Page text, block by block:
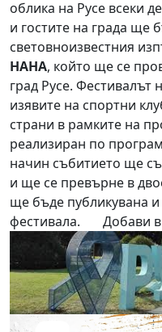
облика на Русе всеки
и гостите на града ще
световноизвестния
НАНА, който ще се
град Русе. Фестивалът
изявите на спортни
страни в рамките на
реализиран по
начин събитието ще
и ще се превърне в
ще бъде публикувана
фестивала.
Добави